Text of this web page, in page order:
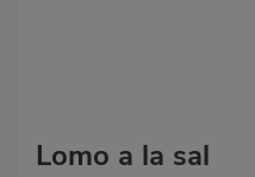
Lomo a la sal